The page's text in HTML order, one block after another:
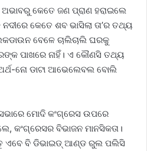
କେତେ ଜଣ ପ୍ରାଣ ହରାଇଲେ
ନଦୀରେ କେତେ ଶବ ଭାସିଲା ତା’ର ତଥ୍ୟ
ବେଳେ ଚାଲିଚାଲି ଘରକୁ
ପାଖରେ ନାହିଁ। ଏ କୌଣସି ତଥ୍ୟ
ନୋ ଡାଟା ଆଭେଲେବଲ ବୋଲି
ମୋଦି କଂଗ୍ରେସ ଉପରେ
କଂଗ୍ରେସର ବିଭାଜନ ମାନସିକତା।
ଏବେ ବି ଡିଭାଇଡ୍‌ ଆଣ୍ଡ ରୁଲ ପଲିସି